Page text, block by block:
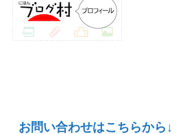
お問い合わせはこちらから↓